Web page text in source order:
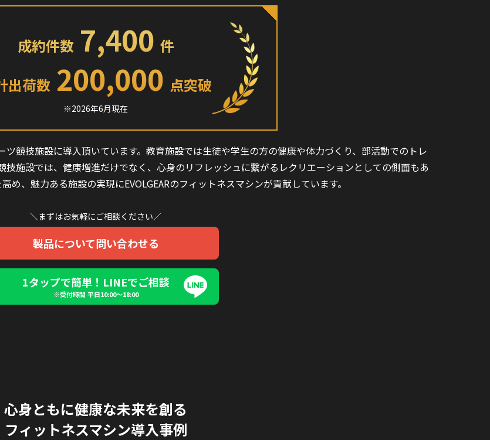
成約件数 7,400 件
出荷数 200,000 点突破
※2026年6月現在
ツ競技施設に導入頂いています。教育施設では生徒や学生の方の健康や体力づくり、部活動でのトレ
施設では、健康増進だけでなく、心身のリフレッシュに繋がるレクリエーションとしての側面もあ
め、魅力ある施設の実現にEVOLGEARのフィットネスマシンが貢献しています。
＼まずはお気軽にご相談ください／
製品について問い合わせる
1タップで簡単！LINEでご相談
※受付時間 平日10:00〜18:00
心身ともに健康な未来を創る
フィットネスマシン導入事例